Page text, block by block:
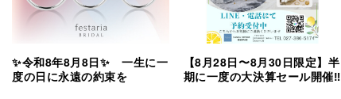
✨令和8年8月8日✨ 一生に一
度の日に永遠の約束を
【8月28日〜8月30日限定】半
期に一度の大決算セール開催‼︎